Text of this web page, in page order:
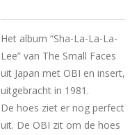
Het album “Sha-La-La-La-
Lee” van The Small Faces
uit Japan met OBI en insert,
uitgebracht in 1981.
De hoes ziet er nog perfect
uit. De OBI zit om de hoes